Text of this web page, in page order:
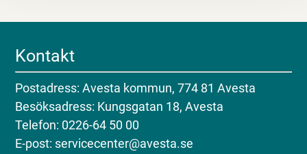
Kontakt
Postadress: Avesta kommun, 774 81 Avesta
Besöksadress: Kungsgatan 18, Avesta
Telefon: 0226-64 50 00
E-post: servicecenter@avesta.se